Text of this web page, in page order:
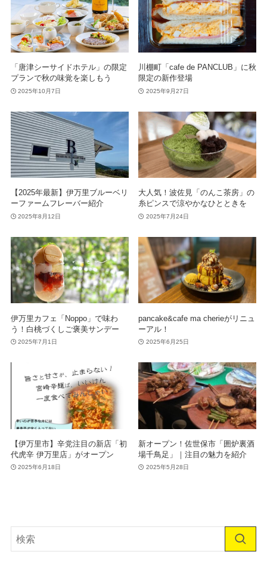
「唐津シーサイドホテル」の限定
プランで秋の味覚を楽しもう
2025年10月7日
川棚町「cafe de PANCLUB」に秋
限定の新作登場
2025年9月27日
【2025年最新】伊万里ブルーベリ
ーファームフレーバー紹介
2025年8月12日
大人気！波佐見「のんこ茶房」の
糸ピンスで涼やかなひとときを
2025年7月24日
伊万里カフェ「Noppo」で味わ
う！白桃づくしご褒美サンデー
2025年7月1日
pancake&cafe ma cherieがリニュ
ーアル！
2025年6月25日
【伊万里市】辛党注目の新店「初
代虎辛 伊万里店」がオープン
2025年6月18日
新オープン！佐世保市「囲炉裏酒
場千鳥足」｜注目の魅力を紹介
2025年5月28日